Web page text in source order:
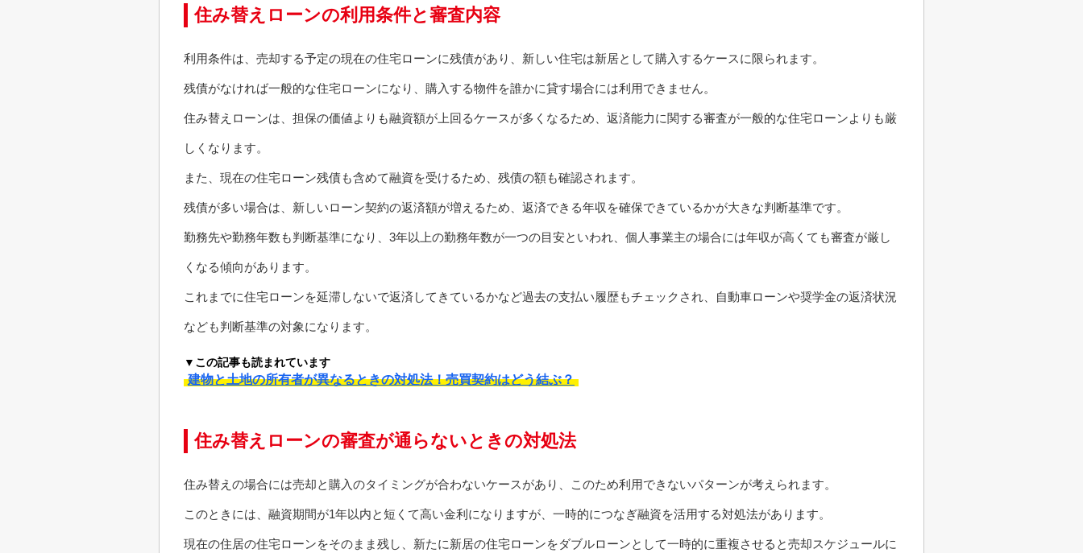
住み替えローンの利用条件と審査内容
利用条件は、売却する予定の現在の住宅ローンに残債があり、新しい住宅は新居として購入するケースに限られます。
残債がなければ一般的な住宅ローンになり、購入する物件を誰かに貸す場合には利用できません。
住み替えローンは、担保の価値よりも融資額が上回るケースが多くなるため、返済能力に関する審査が一般的な住宅ローンよりも厳
しくなります。
また、現在の住宅ローン残債も含めて融資を受けるため、残債の額も確認されます。
残債が多い場合は、新しいローン契約の返済額が増えるため、返済できる年収を確保できているかが大きな判断基準です。
勤務先や勤務年数も判断基準になり、3年以上の勤務年数が一つの目安といわれ、個人事業主の場合には年収が高くても審査が厳し
くなる傾向があります。
これまでに住宅ローンを延滞しないで返済してきているかなど過去の支払い履歴もチェックされ、自動車ローンや奨学金の返済状況
なども判断基準の対象になります。
▼この記事も読まれています
建物と土地の所有者が異なるときの対処法！売買契約はどう結ぶ？
住み替えローンの審査が通らないときの対処法
住み替えの場合には売却と購入のタイミングが合わないケースがあり、このため利用できないパターンが考えられます。
このときには、融資期間が1年以内と短くて高い金利になりますが、一時的につなぎ融資を活用する対処法があります。
現在の住居の住宅ローンをそのまま残し、新たに新居の住宅ローンをダブルローンとして一時的に重複させると売却スケジュールに